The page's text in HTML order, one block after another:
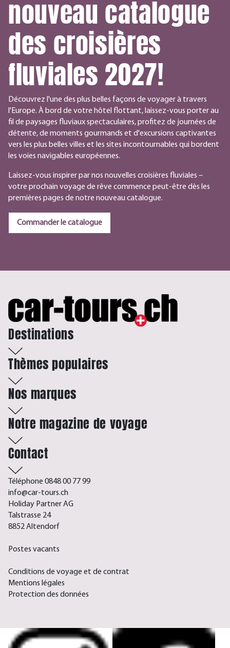
nouveau catalogue
des croisières
fluviales 2027!
Découvrez l'une des plus belles façons de voyager à travers
l'Europe. À bord de votre hôtel flottant, laissez-vous porter au
fil de paysages fluviaux spectaculaires, profitez de journées de
détente, de moments gourmands et d'excursions captivantes
vers les plus belles villes et les sites incontournables qui bordent
les voies navigables européennes.
Laissez-vous inspirer par nos nouvelles croisières fluviales –
votre prochain voyage de rêve commence peut-être dès les
premières pages de notre nouveau catalogue.
Commander le catalogue
Destinations
Thèmes populaires
Nos marques
Notre magazine de voyage
Contact
Téléphone 0848 00 77 99
info@car-tours.ch
Holiday Partner AG
Talstrasse 24
8852 Altendorf
Postes vacants
Conditions de voyage et de contrat
Mentions légales
Protection des données